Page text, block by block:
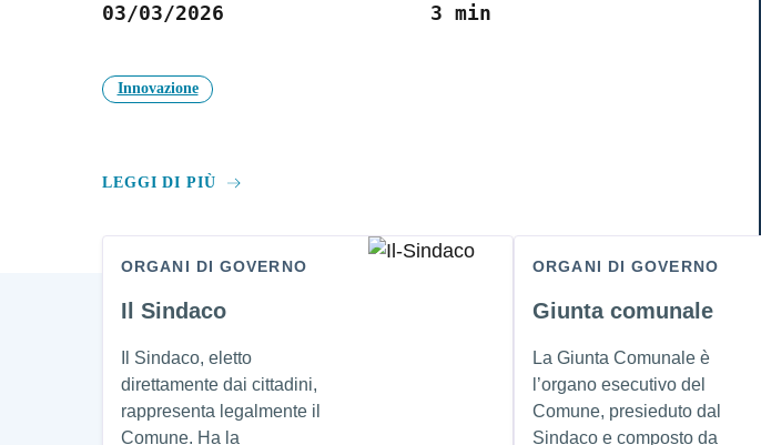
03/03/2026 3 min
Innovazione
LEGGI DI PIÙ
Amministrazione
ORGANI DI GOVERNO
Il Sindaco
Il Sindaco, eletto
direttamente dai cittadini,
rappresenta legalmente il
Comune. Ha la
ORGANI DI GOVERNO
Giunta comunale
La Giunta Comunale è
l’organo esecutivo del
Comune, presieduto dal
Sindaco e composto da